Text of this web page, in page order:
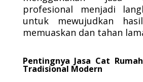
profesional menjadi
untuk mewujudkan
memuaskan dan tahan
Pentingnya Jasa Cat
Tradisional Modern